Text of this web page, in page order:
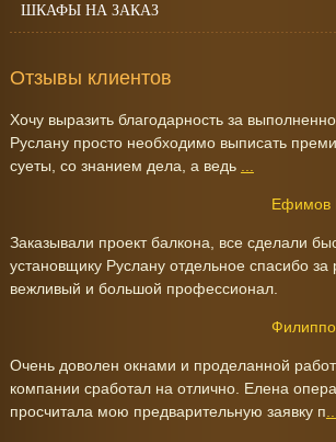
ШКАФЫ НА ЗАКАЗ
Отзывы клиентов
Хочу выразить благодарность за
Руслану просто необходимо выписать
суеты, со знанием дела, а ведь
Ефимов
Заказывали проект балкона, все сделали
установщику Руслану отдельное спасибо за
вежливый и большой профессионал.
Очень доволен окнами и проделанной
компании сработал на отлично. Елена
просчитала мою предварительную заявку п